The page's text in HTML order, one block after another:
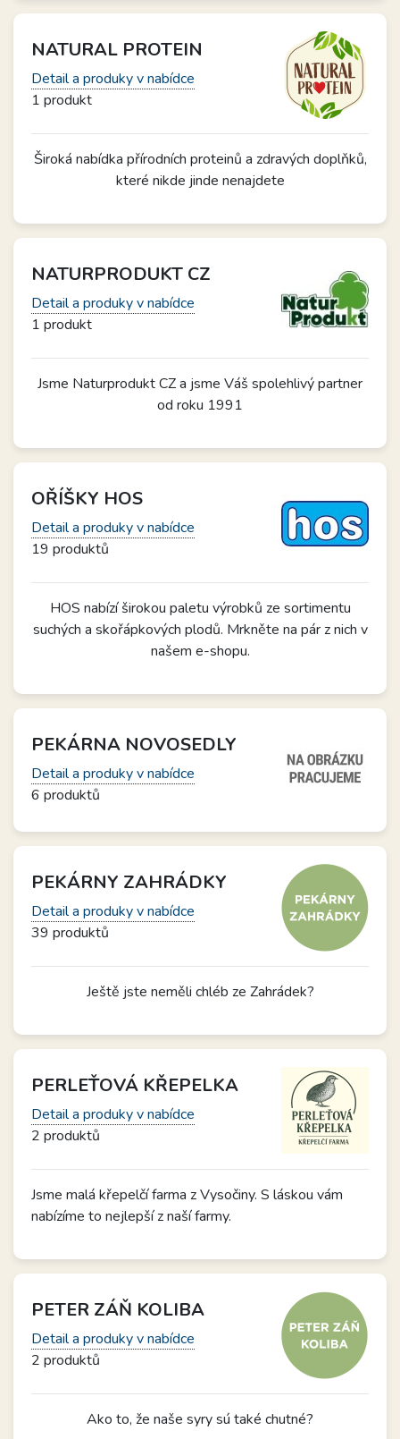
NATURAL PROTEIN
Detail a produky v nabídce
1 produkt
Široká nabídka přírodních proteinů a zdravých doplňků,
které nikde jinde nenajdete
NATURPRODUKT CZ
Detail a produky v nabídce
1 produkt
Jsme Naturprodukt CZ a jsme Váš spolehlivý partner
od roku 1991
OŘÍŠKY HOS
Detail a produky v nabídce
19 produktů
HOS nabízí širokou paletu výrobků ze sortimentu
suchých a skořápkových plodů. Mrkněte na pár z nich v
našem e-shopu.
PEKÁRNA NOVOSEDLY
Detail a produky v nabídce
6 produktů
PEKÁRNY ZAHRÁDKY
Detail a produky v nabídce
39 produktů
Ještě jste neměli chléb ze Zahrádek?
PERLEŤOVÁ KŘEPELKA
Detail a produky v nabídce
2 produktů
Jsme malá křepelčí farma z Vysočiny. S láskou vám
nabízíme to nejlepší z naší farmy.
PETER ZÁŇ KOLIBA
Detail a produky v nabídce
2 produktů
Ako to, že naše syry sú také chutné?